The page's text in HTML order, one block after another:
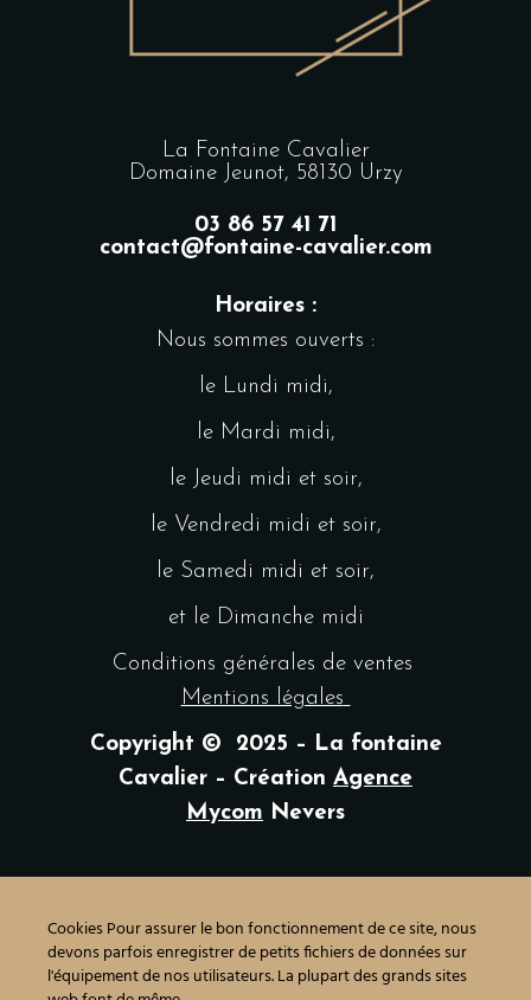
La Fontaine Cavalier
Domaine Jeunot, 58130 Urzy
03 86 57 41 71
contact@fontaine-cavalier.com
Horaires :
Nous sommes ouverts :
le Lundi midi,
le Mardi midi,
le Jeudi midi et soir,
le Vendredi midi et soir,
le Samedi midi et soir,
et le Dimanche midi
Conditions générales de ventes
Mentions légales
Copyright © 2025 – La fontaine
Cavalier – Création Agence
Mycom Nevers
Cookies Pour assurer le bon fonctionnement de ce site, nous
devons parfois enregistrer de petits fichiers de données sur
l'équipement de nos utilisateurs. La plupart des grands sites